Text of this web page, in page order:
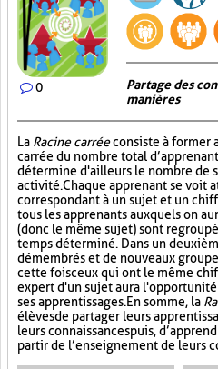
0
Partage des
manières
La Racine carréeconsiste à former
carrée du nombre total
détermine d'ailleurs le nombre de
activité. Chaque apprenant se voit
correspondant à un sujet et un
tous les apprenants auxquels on
(donc le même sujet) sont
temps déterminé. Dans un
démembrés et de nouveaux
cette fois ceux qui ont le même
expert d'un sujet aura
ses apprentissages. En somme, la
élèves de partager leurs
leurs connaissances puis,
partir de l’enseignement de leurs